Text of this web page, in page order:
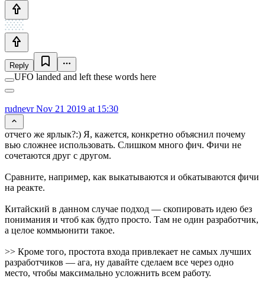
Reply
UFO landed and left these words here
rudnevrNov 21 2019 at 15:30
отчего же ярлык?:) Я, кажется, конкретно объяснил почему
вью сложнее использовать. Слишком много фич. Фичи не
сочетаются друг с другом.
Сравните, например, как выкатываются и обкатываются фичи
на реакте.
Китайский в данном случае подход — скопировать идею без
понимания и чтоб как будто просто. Там не один разработчик,
а целое коммьюнити такое.
>> Кроме того, простота входа привлекает не самых лучших
разработчиков — ага, ну давайте сделаем все через одно
место, чтобы максимально усложнить всем работу.